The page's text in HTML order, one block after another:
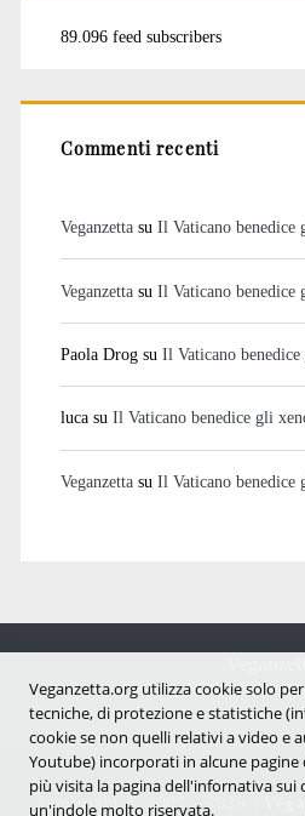
89.096 feed subscribers
Commenti recenti
Veganzettasu Il Vaticano benedice
Veganzettasu Il Vaticano benedice
Paola Drogsu Il Vaticano
lucasu Il Vaticano benedice gli
Veganzettasu Il Vaticano benedice
Notizie dal mondo
Copyright © 2007 - 2026 |
Veganzetta.org utilizza cookie solo
tecniche, di protezione e statistiche
cookie se non quelli relativi a video e
Youtube) incorporati in alcune pagine
più visita la pagina dell'infornativa sui
un'indole molto riservata.